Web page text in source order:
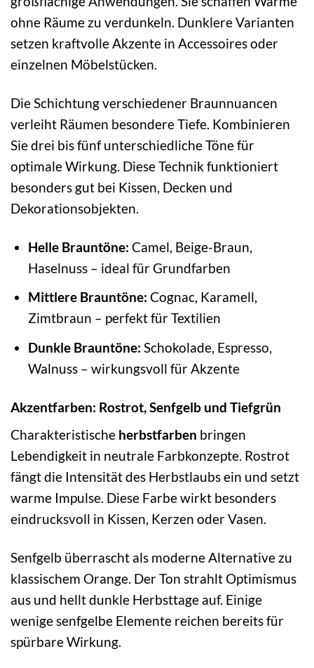
ohne Räume zu verdunkeln. Dunklere Varianten
setzen kraftvolle Akzente in Accessoires oder
einzelnen Möbelstücken.
Die Schichtung verschiedener Braunnuancen
verleiht Räumen besondere Tiefe. Kombinieren
Sie drei bis fünf unterschiedliche Töne für
optimale Wirkung. Diese Technik funktioniert
besonders gut bei Kissen, Decken und
Dekorationsobjekten.
Helle Brauntöne: Camel, Beige-Braun,
Haselnuss – ideal für Grundfarben
Mittlere Brauntöne: Cognac, Karamell,
Zimtbraun – perfekt für Textilien
Dunkle Brauntöne: Schokolade, Espresso,
Walnuss – wirkungsvoll für Akzente
Akzentfarben: Rostrot, Senfgelb und Tiefgrün
Charakteristische herbstfarben bringen
Lebendigkeit in neutrale Farbkonzepte. Rostrot
fängt die Intensität des Herbstlaubs ein und setzt
warme Impulse. Diese Farbe wirkt besonders
eindrucksvoll in Kissen, Kerzen oder Vasen.
Senfgelb überrascht als moderne Alternative zu
klassischem Orange. Der Ton strahlt Optimismus
aus und hellt dunkle Herbsttage auf. Einige
wenige senfgelbe Elemente reichen bereits für
spürbare Wirkung.